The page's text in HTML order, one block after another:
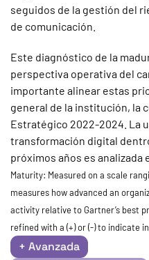
seguidos de la gestión del
de comunicación.
Este diagnóstico de la
perspectiva operativa del
importante alinear estas
general de la institución, la
Estratégico 2022-2024. La
transformación digital
próximos años es analizada
Maturity: Measured on a scale
measures how advanced an
activity relative to Gartner’s best
refined with a (+) or (-) to indicate
+ Avanzada